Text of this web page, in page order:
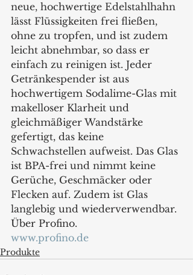
neue, hochwertige Edelstahlhahn
lässt Flüssigkeiten frei fließen,
ohne zu tropfen, und ist zudem
leicht abnehmbar, so dass er
einfach zu reinigen ist. Jeder
Getränkespender ist aus
hochwertigem Sodalime-Glas mit
makelloser Klarheit und
gleichmäßiger Wandstärke
gefertigt, das keine
Schwachstellen aufweist. Das Glas
ist BPA-frei und nimmt keine
Gerüche, Geschmäcker oder
Flecken auf. Zudem ist Glas
langlebig und wiederverwendbar.
Über Profino.
www.profino.de
Produkte